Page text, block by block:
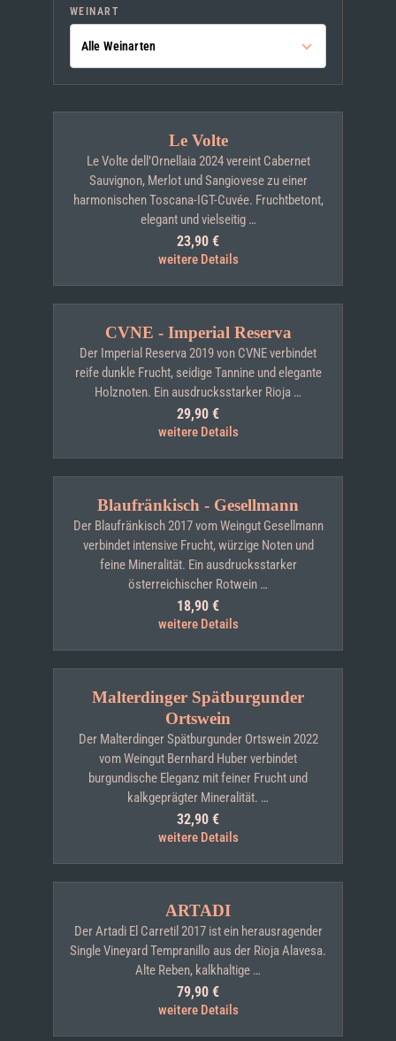
WEINART
Le Volte
Le Volte dell’Ornellaia 2024 vereint Cabernet
Sauvignon, Merlot und Sangiovese zu einer
harmonischen Toscana-IGT-Cuvée. Fruchtbetont,
elegant und vielseitig …
23,90 €
weitere Details
CVNE - Imperial Reserva
Der Imperial Reserva 2019 von CVNE verbindet
reife dunkle Frucht, seidige Tannine und elegante
Holznoten. Ein ausdrucksstarker Rioja …
29,90 €
weitere Details
Blaufränkisch - Gesellmann
Der Blaufränkisch 2017 vom Weingut Gesellmann
verbindet intensive Frucht, würzige Noten und
feine Mineralität. Ein ausdrucksstarker
österreichischer Rotwein …
18,90 €
weitere Details
Malterdinger Spätburgunder
Ortswein
Der Malterdinger Spätburgunder Ortswein 2022
vom Weingut Bernhard Huber verbindet
burgundische Eleganz mit feiner Frucht und
kalkgeprägter Mineralität. …
32,90 €
weitere Details
ARTADI
Der Artadi El Carretil 2017 ist ein herausragender
Single Vineyard Tempranillo aus der Rioja Alavesa.
Alte Reben, kalkhaltige …
79,90 €
weitere Details